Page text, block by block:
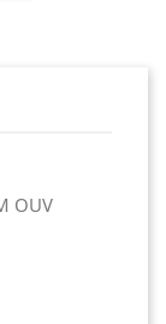
OUV